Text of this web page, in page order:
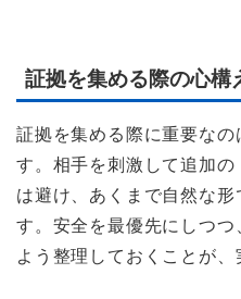
証拠を集める際の心構
証拠を集める際に重要な
す。相手を刺激して追加
は避け、あくまで自然な形
す。安全を最優先にしつ
よう整理しておくことが、